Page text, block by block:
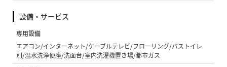
設備・サービス
専用設備
エアコン/インターネット/ケーブルテレビ/フローリング/バストイレ
別/温水洗浄便座/洗面台/室内洗濯機置き場/都市ガス